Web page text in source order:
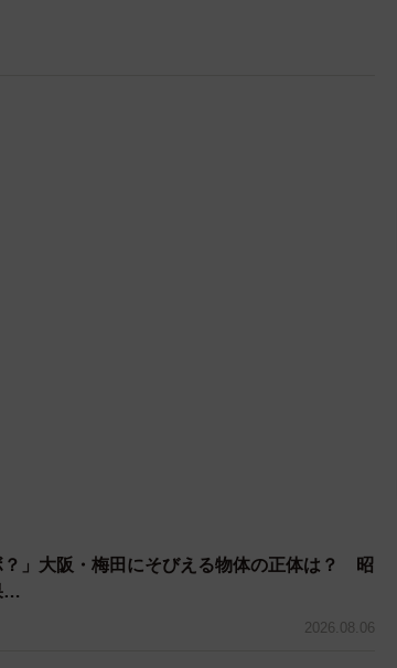
？」大阪・梅田にそびえる物体の正体は？ 昭
…
2026.08.06